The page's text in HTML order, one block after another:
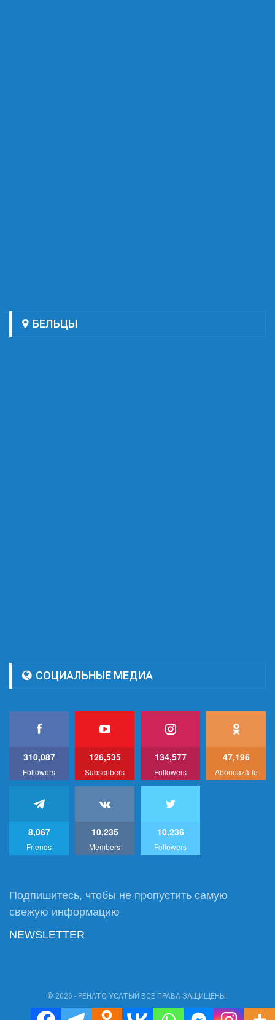
БЕЛЬЦЫ
СОЦИАЛЬНЫЕ МЕДИА
310,087
Followers
126,535
Subscribers
134,577
Followers
47,196
Abonează-te
8,067
Friends
10,235
Members
10,236
Followers
Подпишитесь, чтобы не пропустить самую
свежую информацию
NEWSLETTER
© 2026 - РЕНАТО УСАТЫЙ ВСЕ ПРАВА ЗАЩИЩЕНЫ.
Power by:RU1